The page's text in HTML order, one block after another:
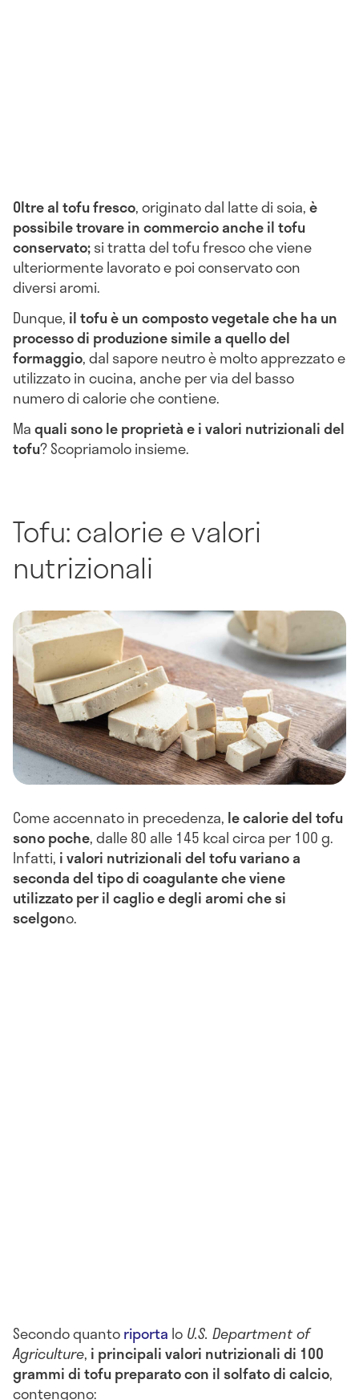
Oltre al tofu fresco, originato dal latte di soia,è
possibile trovare in commercio anche il tofu
conservato;si tratta del tofu fresco che viene
ulteriormente lavorato e poi conservato con
diversi aromi.
Dunque, il tofu è un composto vegetale che ha un
processo di produzione simile a quello del
formaggio, dal sapore neutro è molto apprezzato e
utilizzato in cucina, anche per via del basso
numero di calorie che contiene.
Maquali sono le proprietà e i valori nutrizionali del
tofu? Scopriamolo insieme.
Tofu: calorie e valori
nutrizionali
Come accennato in precedenza, le calorie del tofu
sono poche, dalle 80 alle 145 kcal circa per 100 g.
Infatti, i valori nutrizionali del tofu variano a
seconda del tipo di coagulante che viene
utilizzato per il caglio e degli aromi che si
scelgono.
Secondo quantoriporta lo U.S. Department of
Agriculture, i principali valori nutrizionali di 100
grammi di tofu preparato con il solfato di calcio,
contengono: